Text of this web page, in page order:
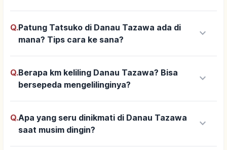
Q.Patung Tatsuko di Danau Tazawa ada di
mana? Tips cara ke sana?
keyboard_arrow_down
Q.Berapa km keliling Danau Tazawa? Bisa
bersepeda mengelilinginya?
keyboard_arrow_down
Q.Apa yang seru dinikmati di Danau Tazawa
saat musim dingin?
keyboard_arrow_down